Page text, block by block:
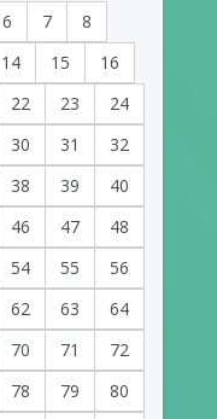
6 7
8
14 15
16
22 23
24
30 31
32
38 39
40
46 47
48
54 55
56
62 63
64
70 71
72
78 79
80